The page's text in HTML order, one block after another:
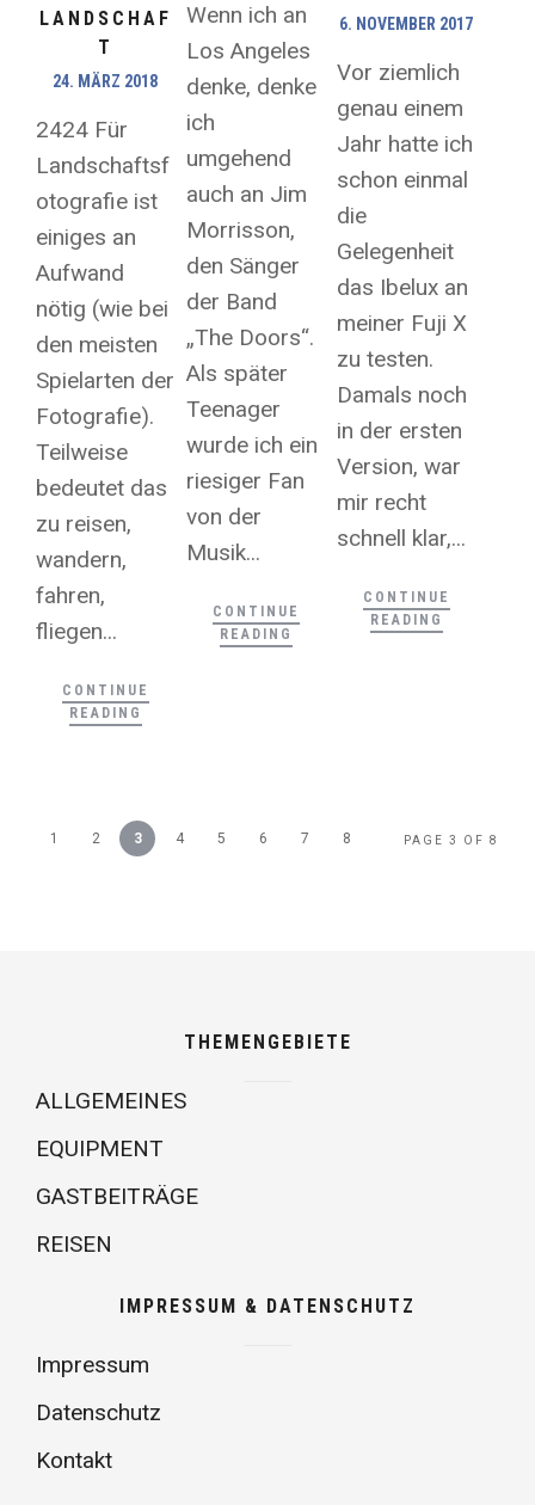
LANDSCHAF
T
24. MÄRZ 2018
2424 Für
Landschaftsf
otografie ist
einiges an
Aufwand
nötig (wie bei
den meisten
Spielarten der
Fotografie).
Teilweise
bedeutet das
zu reisen,
wandern,
fahren,
fliegen...
CONTINUE
READING
Wenn ich an
Los Angeles
denke, denke
ich
umgehend
auch an Jim
Morrisson,
den Sänger
der Band
„The Doors“.
Als später
Teenager
wurde ich ein
riesiger Fan
von der
Musik...
CONTINUE
READING
6. NOVEMBER 2017
Vor ziemlich
genau einem
Jahr hatte ich
schon einmal
die
Gelegenheit
das Ibelux an
meiner Fuji X
zu testen.
Damals noch
in der ersten
Version, war
mir recht
schnell klar,...
CONTINUE
READING
1 2 3 4 5 6 7 8 PAGE 3 OF 8
THEMENGEBIETE
ALLGEMEINES
EQUIPMENT
GASTBEITRÄGE
REISEN
IMPRESSUM & DATENSCHUTZ
Impressum
Datenschutz
Kontakt